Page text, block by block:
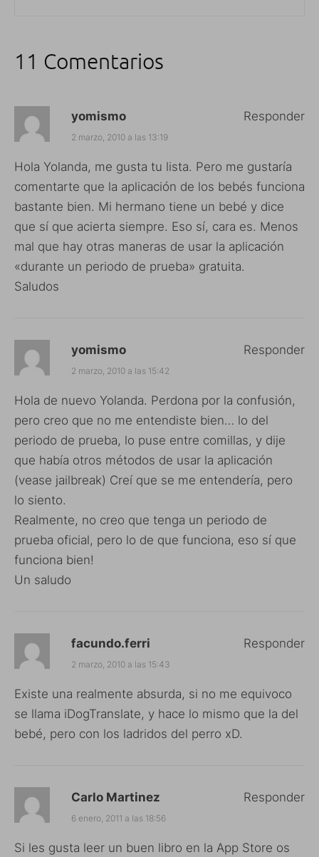
11 Comentarios
yomismo
2 marzo, 2010 a las 13:19
Hola Yolanda, me gusta tu lista. Pero me gustaría
comentarte que la aplicación de los bebés funciona
bastante bien. Mi hermano tiene un bebé y dice
que sí que acierta siempre. Eso sí, cara es. Menos
mal que hay otras maneras de usar la aplicación
«durante un periodo de prueba» gratuita.
Saludos
Responder
yomismo
2 marzo, 2010 a las 15:42
Hola de nuevo Yolanda. Perdona por la confusión,
pero creo que no me entendiste bien… lo del
periodo de prueba, lo puse entre comillas, y dije
que había otros métodos de usar la aplicación
(vease jailbreak) Creí que se me entendería, pero
lo siento.
Realmente, no creo que tenga un periodo de
prueba oficial, pero lo de que funciona, eso sí que
funciona bien!
Un saludo
Responder
facundo.ferri
2 marzo, 2010 a las 15:43
Existe una realmente absurda, si no me equivoco
se llama iDogTranslate, y hace lo mismo que la del
bebé, pero con los ladridos del perro xD.
Responder
Carlo Martinez
6 enero, 2011 a las 18:56
Si les gusta leer un buen libro en la App Store os
Responder